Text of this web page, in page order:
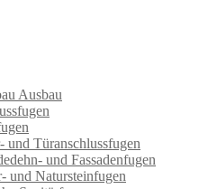
Ausbau
und Türanschlussfugen
und Fassadenfugen
und Natursteinfugen